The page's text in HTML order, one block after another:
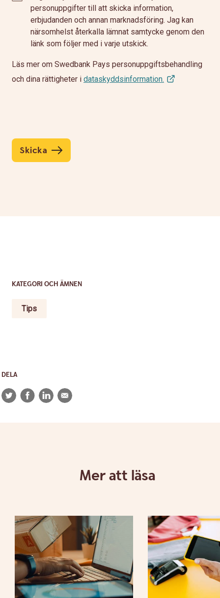
personuppgifter till att skicka information,
erbjudanden och annan marknadsföring. Jag kan
närsomhelst återkalla lämnat samtycke genom den
länk som följer med i varje utskick.
Läs mer om Swedbank Pays personuppgiftsbehandling
och dina rättigheter i dataskyddsinformation.
Skicka
KATEGORI OCH ÄMNEN
Tips
DELA
TwitterFacebookLinkedIn
E-
post
Mer att läsa